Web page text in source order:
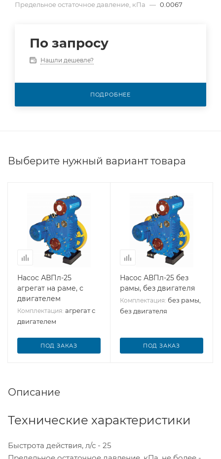
Предельное остаточное давление, кПа — 0.0067
По запросу
Нашли дешевле?
ПОДРОБНЕЕ
Выберите нужный вариант товара
Насос АВПл-25
агрегат на раме, с
двигателем
Комплектация: агрегат с
двигателем
ПОД ЗАКАЗ
Насос АВПл-25 без
рамы, без двигателя
Комплектация: без рамы,
без двигателя
ПОД ЗАКАЗ
Описание
Технические характеристики
Быстрота действия, л/с - 25